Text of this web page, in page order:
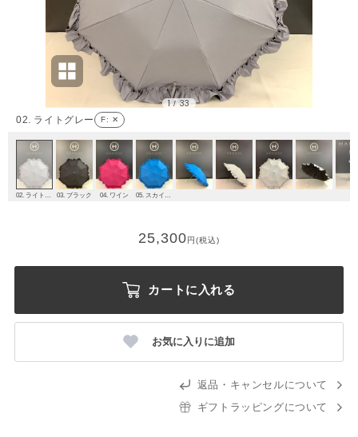
02. ライトグレー F: ✕
1/33
03. ブラック 04. ワイン
25,300円(税込)
カートに入れる
お気に入りに追加
返品・キャンセルについて
ギフトラッピングについて